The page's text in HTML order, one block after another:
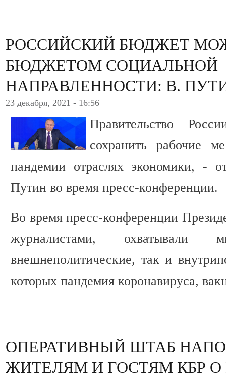
РОССИЙСКИЙ БЮДЖЕТ
БЮДЖЕТОМ СОЦИАЛЬНОЙ
НАПРАВЛЕННОСТИ: В.
23 декабря, 2021 - 16:56
Правительство
сохранить рабочие
пандемии отраслях экономики, -
Путин во время пресс-конференции.
Во время пресс-конференции
журналистами,
внешнеполитические, так и
которых пандемия коронавируса,
ОПЕРАТИВНЫЙ ШТАБ
ЖИТЕЛЯМ И ГОСТЯМ КБР